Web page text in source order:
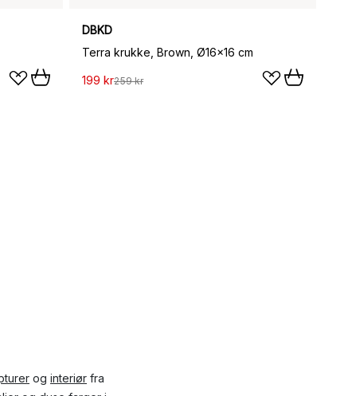
DBKD
Terra krukke, Brown, Ø16x16 cm
199 kr259 kr
og interiør fra